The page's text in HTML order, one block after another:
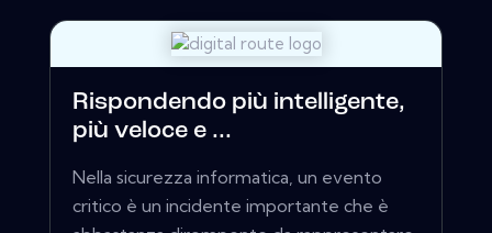
Rispondendo più intelligente,
più veloce e ...
Nella sicurezza informatica, un evento
critico è un incidente importante che è